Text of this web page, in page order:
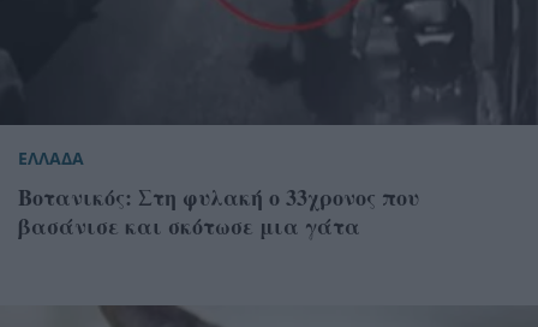
ΕΛΛΑΔΑ
Βοτανικός: Στη φυλακή ο 33χρονος που
βασάνισε και σκότωσε μια γάτα